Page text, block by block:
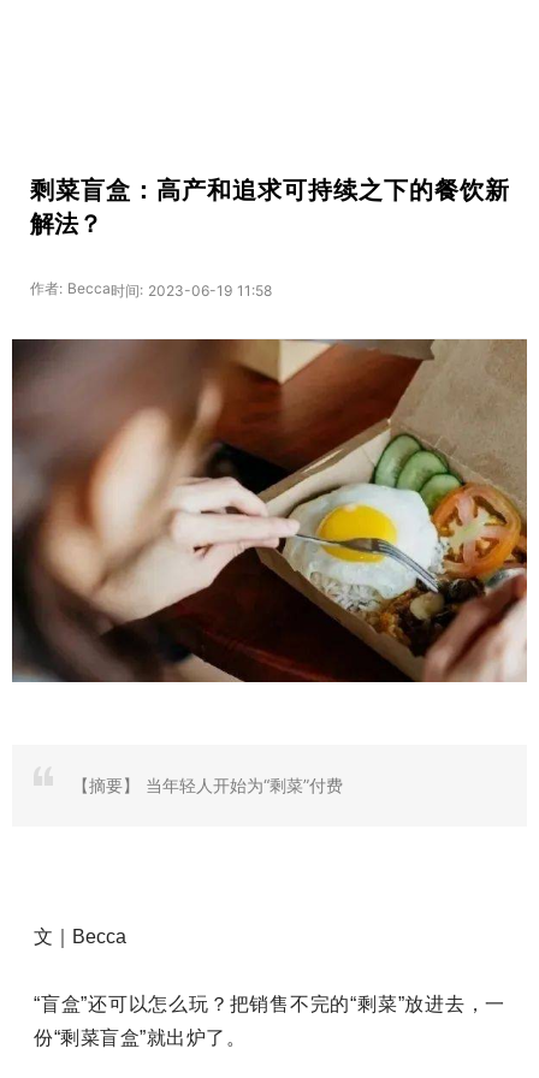
剩菜盲盒：高产和追求可持续之下的餐饮新
解法？
作者: Becca时间: 2023-06-19 11:58
【摘要】 当年轻人开始为“剩菜”付费
文｜Becca
“盲盒”还可以怎么玩？把销售不完的“剩菜”放进去，一
份“剩菜盲盒”就出炉了。